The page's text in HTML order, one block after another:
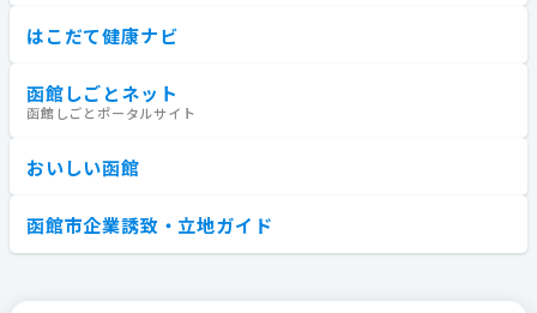
はこだて健康ナビ
函館しごとネット
函館しごとポータルサイト
おいしい函館
函館市企業誘致・立地ガイド